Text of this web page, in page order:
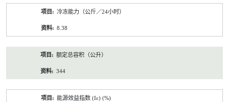
冷冻能力（公斤／24小时）
8.38
额定总容积（公升）
344
能源效益指数 (Iε) (%)